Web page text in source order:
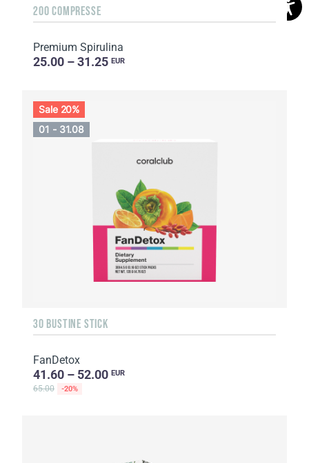
200 COMPRESSE
Premium Spirulina
25.00 – 31.25 EUR
Sale 20%
01 - 31.08
30 BUSTINE STICK
FanDetox
41.60 – 52.00 EUR
65.00 -20%